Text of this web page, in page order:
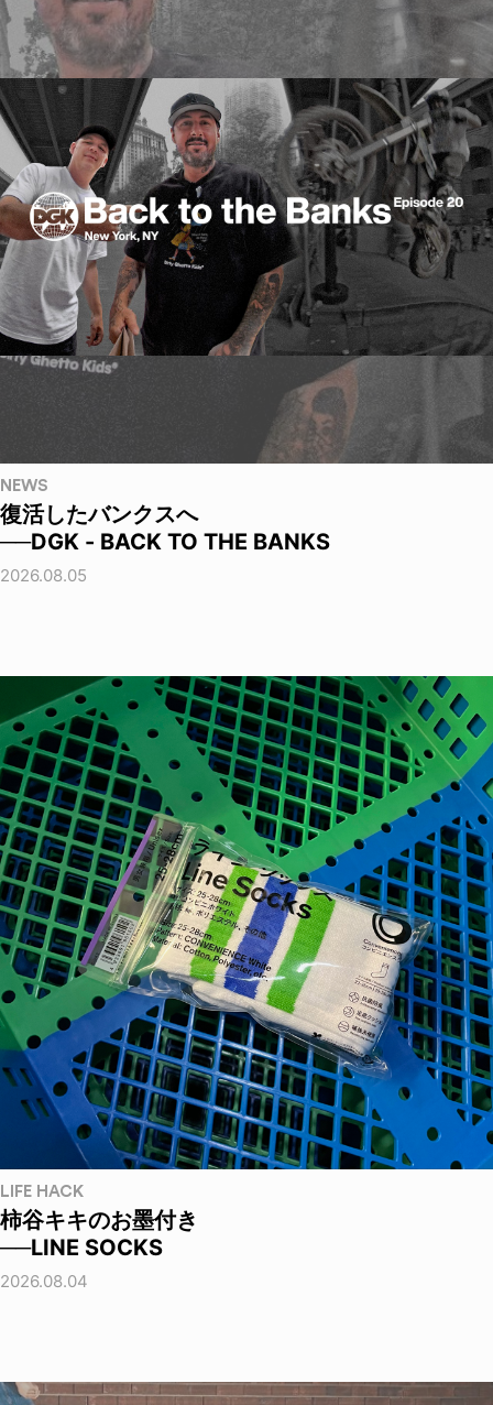
NEWS
復活したバンクスへ
──DGK - BACK TO THE BANKS
2026.08.05
LIFE HACK
柿谷キキのお墨付き
──LINE SOCKS
2026.08.04